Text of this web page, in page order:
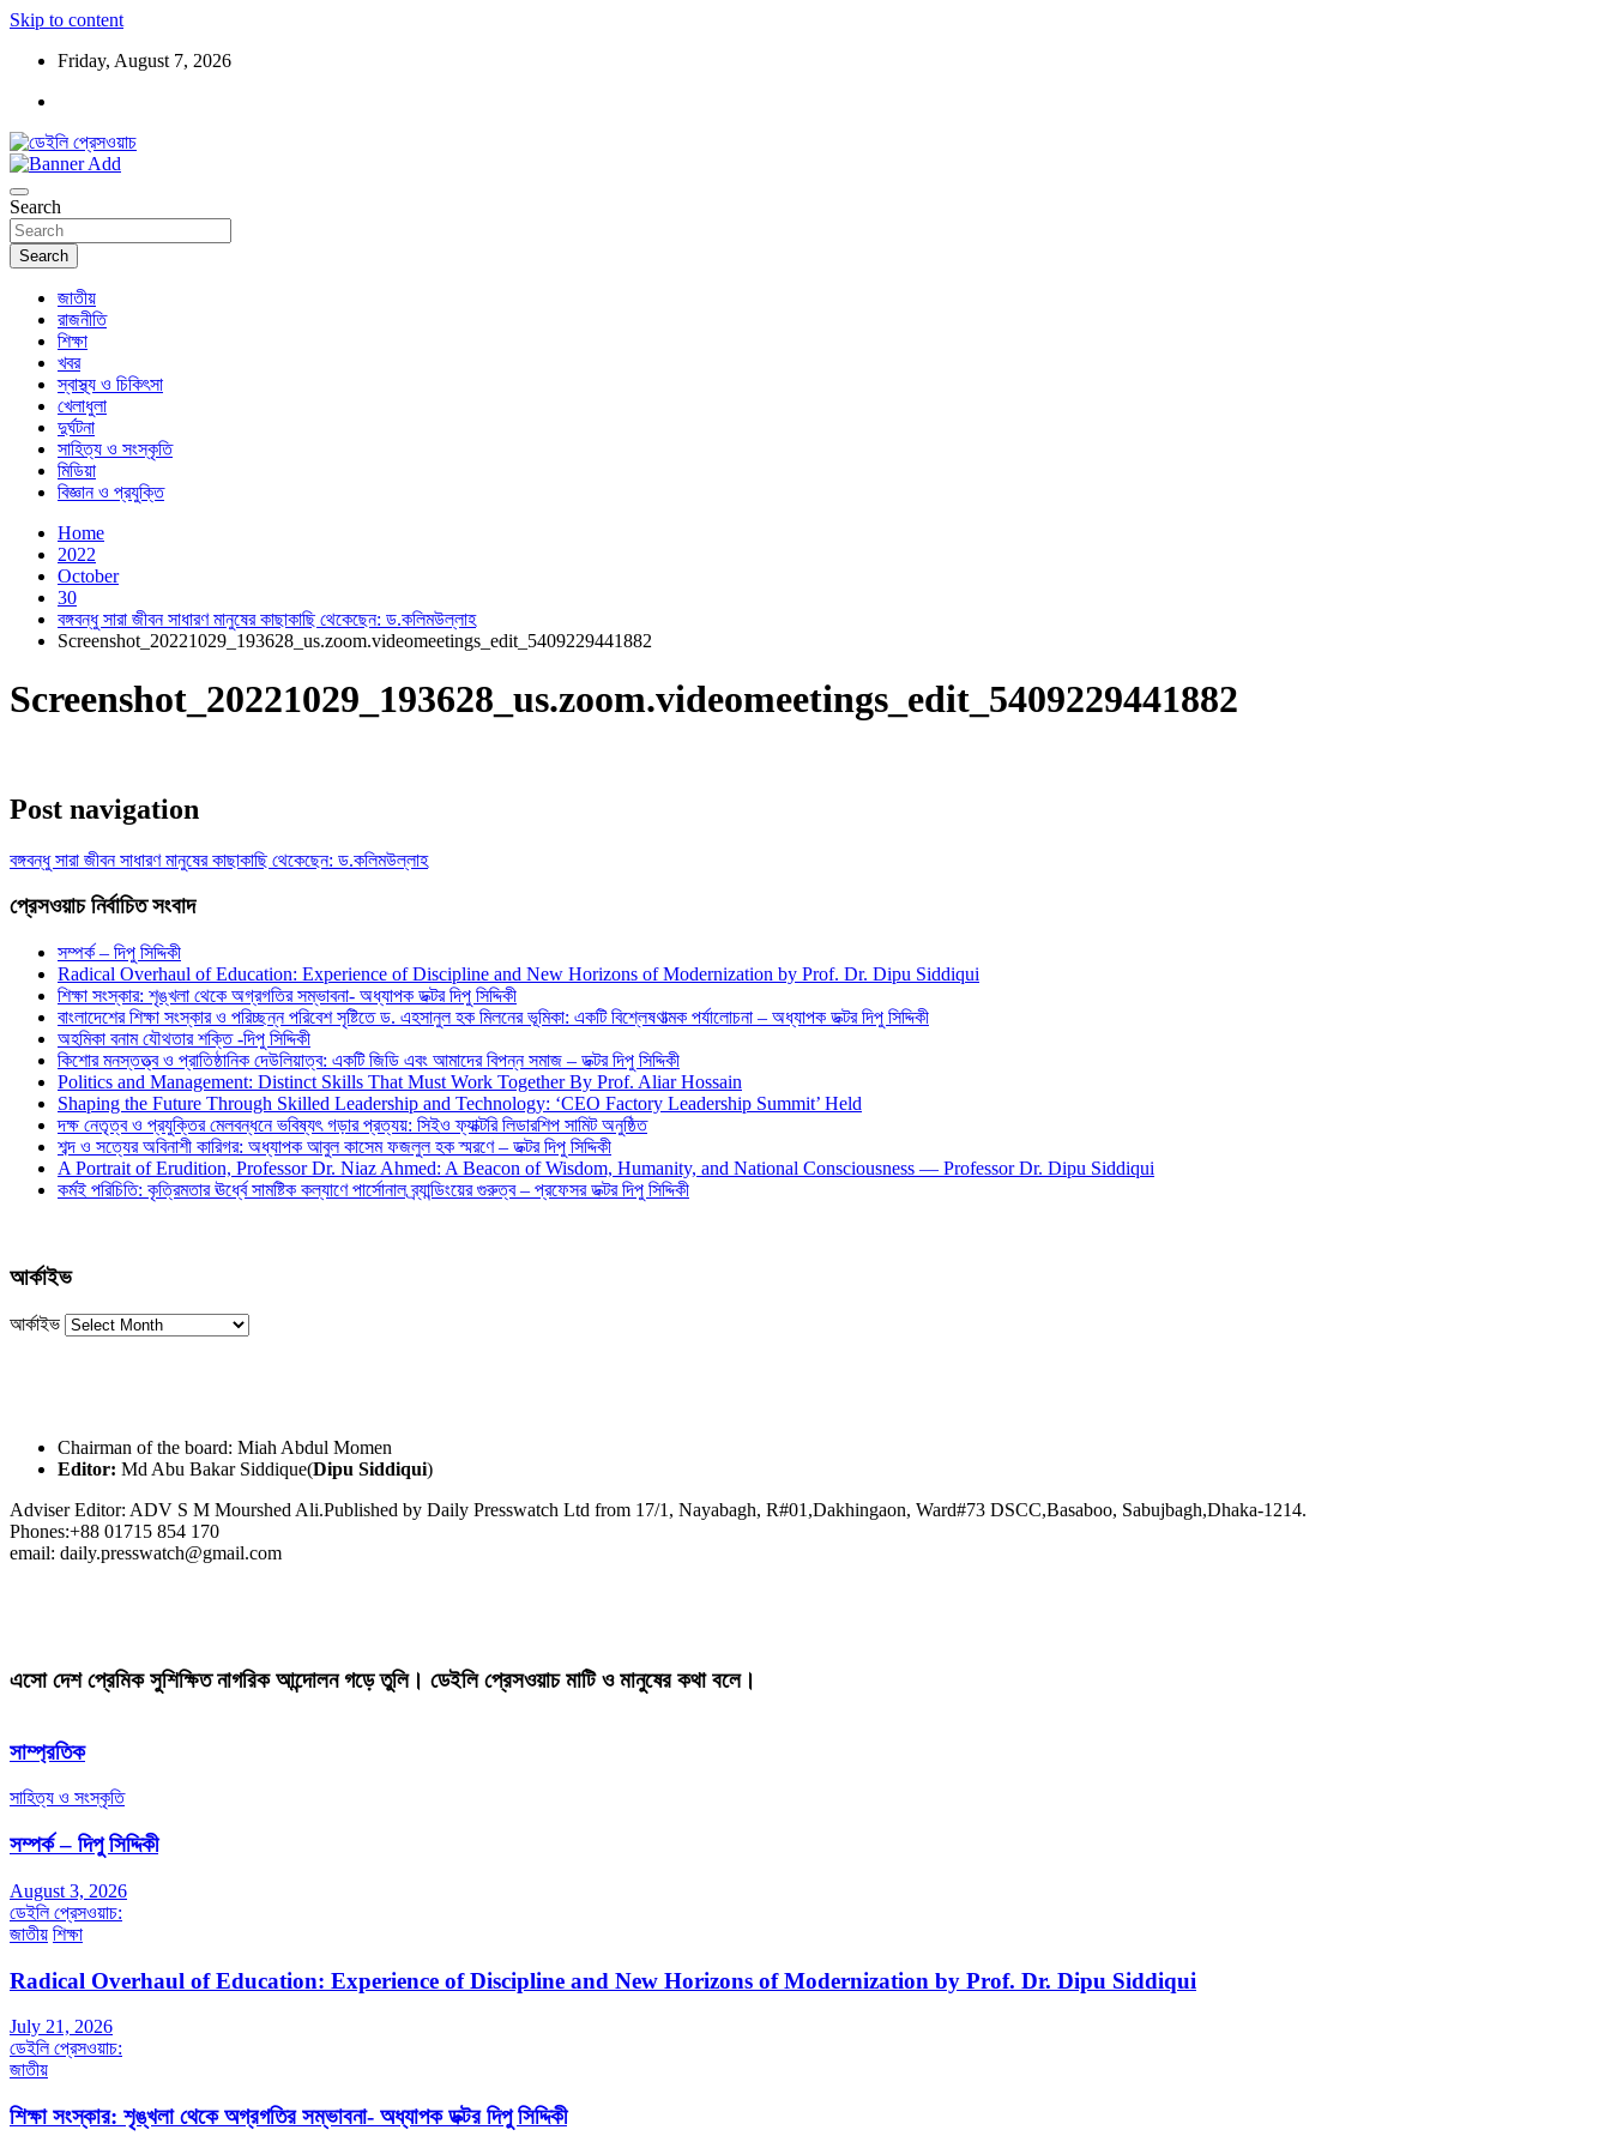
Skip to content
Friday, August 7, 2026
ডেইলি প্রেসওয়াচ
Search
Search
জাতীয়
রাজনীতি
শিক্ষা
খবর
স্বাস্থ্য ও চিকিৎসা
খেলাধুলা
দুর্ঘটনা
সাহিত্য ও সংস্কৃতি
মিডিয়া
বিজ্ঞান ও প্রযুক্তি
Home
2022
October
30
বঙ্গবন্ধু সারা জীবন সাধারণ মানুষের কাছাকাছি থেকেছেন: ড.কলিমউল্লাহ
Screenshot_20221029_193628_us.zoom.videomeetings_edit_5409229441882
Screenshot_20221029_193628_us.zoom.videomeetings_edit_5409229441882
Post navigation
বঙ্গবন্ধু সারা জীবন সাধারণ মানুষের কাছাকাছি থেকেছেন: ড.কলিমউল্লাহ
প্রেসওয়াচ নির্বাচিত সংবাদ
সম্পর্ক – দিপু সিদ্দিকী
Radical Overhaul of Education: Experience of Discipline and New Horizons of Modernization by Prof. Dr. Dipu Siddiqui
শিক্ষা সংস্কার: শৃঙ্খলা থেকে অগ্রগতির সম্ভাবনা- অধ্যাপক ডক্টর দিপু সিদ্দিকী
বাংলাদেশের শিক্ষা সংস্কার ও পরিচ্ছন্ন পরিবেশ সৃষ্টিতে ড. এহসানুল হক মিলনের ভূমিকা: একটি বিশ্লেষণাত্মক পর্যালোচনা – অধ্যাপক ডক্টর দিপু সিদ্দিকী
অহমিকা বনাম যৌথতার শক্তি -দিপু সিদ্দিকী
কিশোর মনস্তত্ত্ব ও প্রাতিষ্ঠানিক দেউলিয়াত্ব: একটি জিডি এবং আমাদের বিপন্ন সমাজ – ডক্টর দিপু সিদ্দিকী
Politics and Management: Distinct Skills That Must Work Together By Prof. Aliar Hossain
Shaping the Future Through Skilled Leadership and Technology: ‘CEO Factory Leadership Summit’ Held
দক্ষ নেতৃত্ব ও প্রযুক্তির মেলবন্ধনে ভবিষ্যৎ গড়ার প্রত্যয়: সিইও ফ্যাক্টরি লিডারশিপ সামিট অনুষ্ঠিত
শব্দ ও সত্যের অবিনাশী কারিগর: অধ্যাপক আবুল কাসেম ফজলুল হক স্মরণে – ডক্টর দিপু সিদ্দিকী
A Portrait of Erudition, Professor Dr. Niaz Ahmed: A Beacon of Wisdom, Humanity, and National Consciousness — Professor Dr. Dipu Siddiqui
কর্মই পরিচিতি: কৃত্রিমতার ঊর্ধ্বে সামষ্টিক কল্যাণে পার্সোনাল ব্র্যান্ডিংয়ের গুরুত্ব – প্রফেসর ডক্টর দিপু সিদ্দিকী
আর্কাইভ
আর্কাইভ
Chairman of the board: Miah Abdul Momen
Editor: Md Abu Bakar Siddique(Dipu Siddiqui)
Adviser Editor: ADV S M Mourshed Ali.Published by Daily Presswatch Ltd from 17/1, Nayabagh, R#01,Dakhingaon, Ward#73 DSCC,Basaboo, Sabujbagh,Dhaka-1214.
Phones:+88 01715 854 170
email: daily.presswatch@gmail.com
এসো দেশ প্রেমিক সুশিক্ষিত নাগরিক আন্দোলন গড়ে তুলি। ডেইলি প্রেসওয়াচ মাটি ও মানুষের কথা বলে।
সাম্প্রতিক
সাহিত্য ও সংস্কৃতি
সম্পর্ক – দিপু সিদ্দিকী
August 3, 2026
ডেইলি প্রেসওয়াচ:
জাতীয় শিক্ষা
Radical Overhaul of Education: Experience of Discipline and New Horizons of Modernization by Prof. Dr. Dipu Siddiqui
July 21, 2026
ডেইলি প্রেসওয়াচ:
জাতীয়
শিক্ষা সংস্কার: শৃঙ্খলা থেকে অগ্রগতির সম্ভাবনা- অধ্যাপক ডক্টর দিপু সিদ্দিকী